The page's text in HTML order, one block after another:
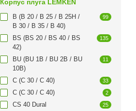
Корпус плуга LEMKEN
B (B 20 / B 25 / B 25H /
B 30 / B 35 / B 40)
99
BS (BS 20 / BS 40 / BS
42)
135
BU (BU 1B / BU 2B / BU
10B)
11
C (C 30 / C 40) 33
C (C 30 / C 40) 2
CS 40 Dural 25